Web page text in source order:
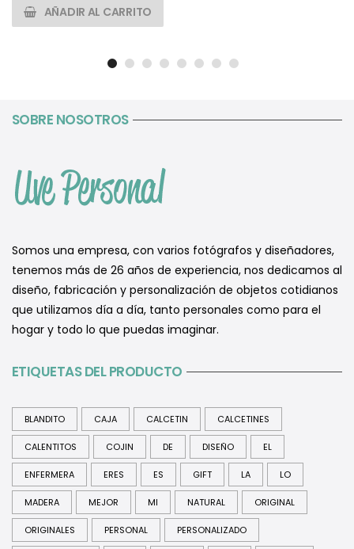
AÑADIR AL CARRITO
SOBRE NOSOTROS
Somos una empresa, con varios fotógrafos y diseñadores,
tenemos más de 26 años de experiencia, nos dedicamos al
diseño, fabricación y personalización de objetos cotidianos
que utilizamos día a día, tanto personales como para el
hogar y todo lo que puedas imaginar.
ETIQUETAS DEL PRODUCTO
BLANDITO CAJA CALCETIN CALCETINES
CALENTITOS COJIN DE DISEÑO EL
ENFERMERA ERES ES GIFT LA LO
MADERA MEJOR MI NATURAL ORIGINAL
ORIGINALES PERSONAL PERSONALIZADO